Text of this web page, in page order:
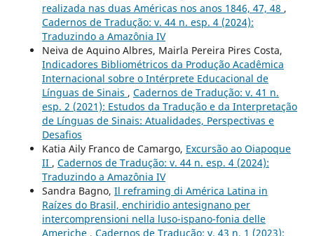
realizada nas duas Américas nos anos 1846, 47, 48 ,
Cadernos de Tradução: v. 44 n. esp. 4 (2024):
Traduzindo a Amazônia IV
Neiva de Aquino Albres, Mairla Pereira Pires Costa,
Indicadores Bibliométricos da Produção Acadêmica
Internacional sobre o Intérprete Educacional de
Línguas de Sinais , Cadernos de Tradução: v. 41 n.
esp. 2 (2021): Estudos da Tradução e da Interpretação
de Línguas de Sinais: Atualidades, Perspectivas e
Desafios
Katia Aily Franco de Camargo, Excursão ao Oiapoque
II , Cadernos de Tradução: v. 44 n. esp. 4 (2024):
Traduzindo a Amazônia IV
Sandra Bagno, Il reframing di América Latina in
Raízes do Brasil, enchiridio antesignano per
intercomprensioni nella luso-ispano-fonia delle
Americhe , Cadernos de Tradução: v. 43 n. 1 (2023):